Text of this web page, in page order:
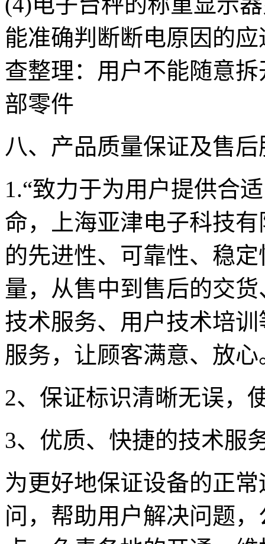
能准确判断断电原因的
查整理：用户不能随意
部零件
八、产品质量保证及售
1.“致力于为用户提供合
命，上海亚津电子科技
的先进性、可靠性、稳
量，从售中到售后的交
技术服务、用户技术培
服务，让顾客满意、放心
2、保证标识清晰无误，
3、优质、快捷的技术服
为更好地保证设备的正
问，帮助用户解决问题